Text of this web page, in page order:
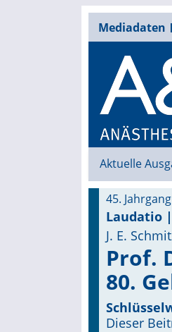
Mediadaten
Aktuelle
45.
Laudatio
J. E.
Prof.
80.
Dieser